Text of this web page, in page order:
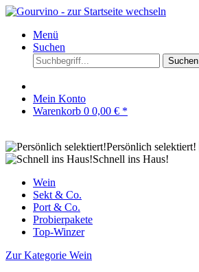
Menü
Suchen
Suchen
Mein Konto
Warenkorb 0 0,00 € *
Persönlich selektiert!
Schnell ins Haus!
Wein
Sekt & Co.
Port & Co.
Probierpakete
Top-Winzer
Zur Kategorie Wein